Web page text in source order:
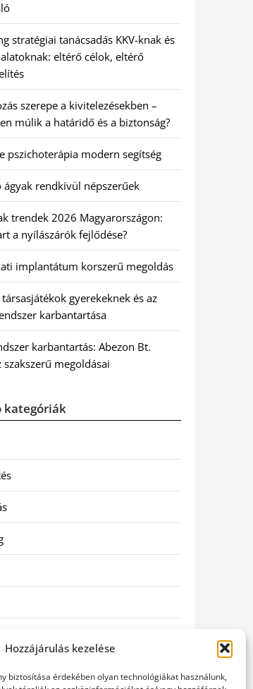
Hozzájárulás kezelése
biztosítása érdekében olyan technológiákat használunk,
stratégiai tanácsadás KKV-knak és
eltérő célok, eltérő
szerepe a kivitelezésekben –
múlik a határidő és a biztonság?
pszichoterápia modern segítség
ágyak rendkívül népszerűek
trendek 2026 Magyarországon:
a nyílászárók fejlődése?
implantátum korszerű megoldás
gyerekeknek és az
karbantartása
karbantartás: Abezon Bt.
szakszerű megoldásai
kategóriák